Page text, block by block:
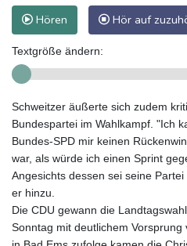
Hören Hör auf
Textgröße ändern:
Schweitzer äußerte sich zudem
Bundespartei im Wahlkampf. "Ich
Bundes-SPD mir keinen
war, als würde ich einen Sprint
Angesichts dessen sei seine
er hinzu.
Die CDU gewann die
Sonntag mit deutlichem Vorsprung